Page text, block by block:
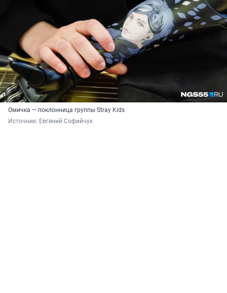
Омичка — поклонница группы Stray Kids
Источник: Евгений Софийчук